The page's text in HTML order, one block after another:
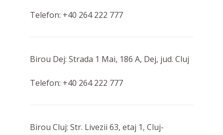
Telefon: +40 264 222 777
Birou Dej: Strada 1 Mai, 186 A, Dej, jud. Cluj
Telefon: +40 264 222 777
Birou Cluj: Str. Livezii 63, etaj 1, Cluj-